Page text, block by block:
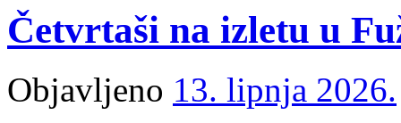
Četvrtaši na izletu u
Objavljeno 13. lipnja 2026.